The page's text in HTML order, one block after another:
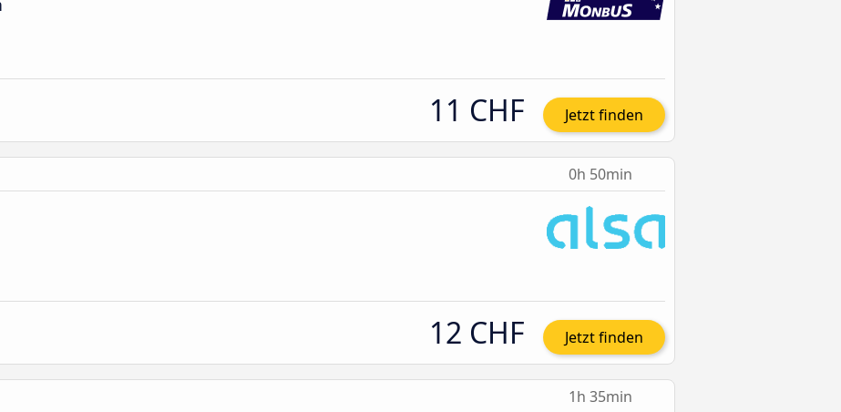
11 CHF Jetzt finden
0h 50min
12 CHF Jetzt finden
1h 35min